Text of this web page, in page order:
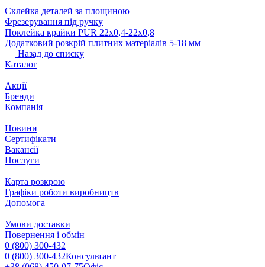
Склейка деталей за площиною
Фрезерування під ручку
Поклейка крайки PUR 22х0,4-22х0,8
Додатковий розкрій плитних матеріалів 5-18 мм
Назад до списку
Каталог
Акції
Бренди
Компанія
Новини
Сертифікати
Вакансії
Послуги
Карта розкрою
Графіки роботи виробництв
Допомога
Умови доставки
Повернення і обмін
0 (800) 300-432
0 (800) 300-432Консультант